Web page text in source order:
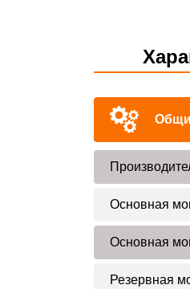
Основная
Основная
Резервная